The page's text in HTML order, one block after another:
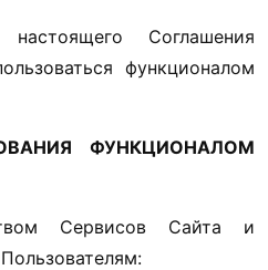
Соглашения
функционалом
ФУНКЦИОНАЛОМ
Сервисов Сайта и